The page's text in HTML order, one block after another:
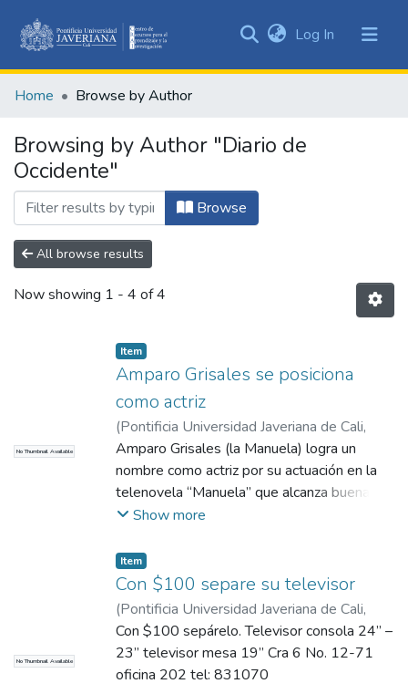
&
All of DSpace
Log In (current)
Home Browse by Author
Browsing by Author "Diario de
Occidente"
Browse
All browse results
Now showing 1 - 4 of 4
No Thumbnail Available
Item
Amparo Grisales se posiciona
como actriz
(Pontificia Universidad Javeriana de Cali,
2017)Diario de Occidente
Amparo Grisales (la Manuela) logra un
nombre como actriz por su actuación en la
telenovela “Manuela” que alcanza buena
teleaudiencia.
Show more
No Thumbnail Available
Item
Con $100 separe su televisor
(Pontificia Universidad Javeriana de Cali,
2017)Diario de Occidente
Con $100 sepárelo. Televisor consola 24” –
23” televisor mesa 19” Cra 6 No. 12-71
oficina 202 tel: 831070